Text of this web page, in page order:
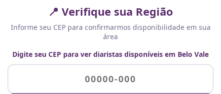
📍 Verifique sua Região
Informe seu CEP para confirmarmos disponibilidade em sua
área
Digite seu CEP para ver diaristas disponíveis em Belo Vale